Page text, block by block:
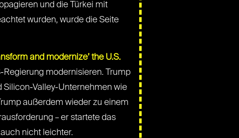
und die Türkei mit
wurden, wurde die Seite
and modernize’ the U.S.
modernisieren. Trump
Silicon-Valley-Unternehmen wie
außerdem wieder zu einem
– er startete das
nicht leichter.